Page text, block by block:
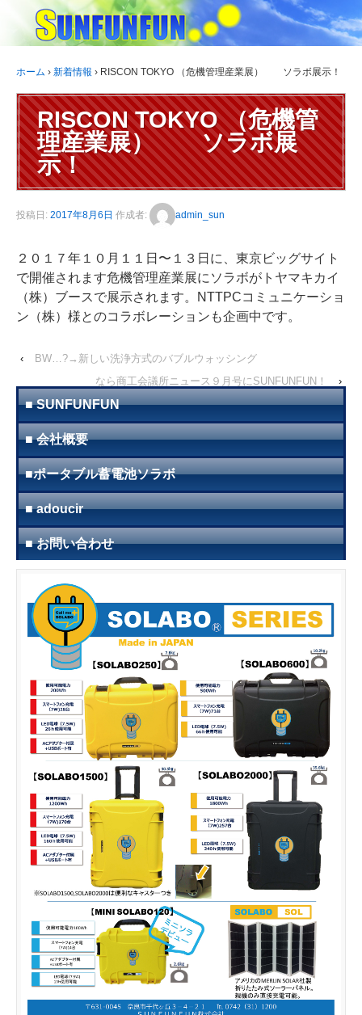
ホーム › 新着情報 › RISCON TOKYO （危機管理産業展） ソラボ展示！
RISCON TOKYO （危機管
理産業展） ソラボ展
示！
投稿日: 2017年8月6日 作成者: admin_sun
２０１７年１０月１１日〜１３日に、東京ビッグサイト
で開催されます危機管理産業展にソラボがトヤマキカイ
（株）ブースで展示されます。NTTPCコミュニケーショ
ン（株）様とのコラボレーションも企画中です。
‹
BW…?→新しい洗浄方式のバブルウォッシング
なら商工会議所ニュース９月号にSUNFUNFUN！
›
■ SUNFUNFUN
■ 会社概要
■ポータブル蓄電池ソラボ
■ adoucir
■ お問い合わせ